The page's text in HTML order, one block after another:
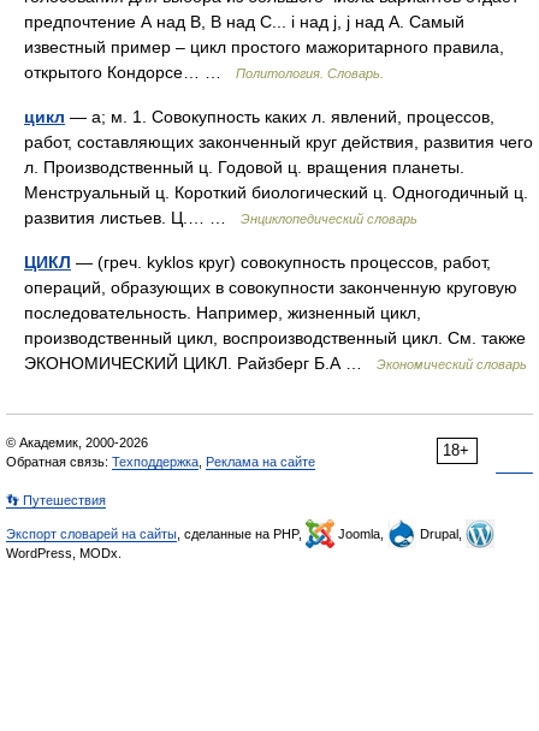
предпочтение А над В, В над С... i над j, j над А. Самый
известный пример – цикл простого мажоритарного правила,
открытого Кондорсе… …
Политология. Словарь.
цикл — а; м. 1. Совокупность каких л. явлений, процессов,
работ, составляющих законченный круг действия, развития чего
л. Производственный ц. Годовой ц. вращения планеты.
Менструальный ц. Короткий биологический ц. Одногодичный ц.
развития листьев. Ц.… …
Энциклопедический словарь
ЦИКЛ — (греч. kyklos круг) совокупность процессов, работ,
операций, образующих в совокупности законченную круговую
последовательность. Например, жизненный цикл,
производственный цикл, воспроизводственный цикл. См. также
ЭКОНОМИЧЕСКИЙ ЦИКЛ. Райзберг Б.А …
Экономический словарь
18+
© Академик, 2000-2026
Обратная связь: Техподдержка Реклама на сайте
👣 Путешествия
Экспорт словарей на сайты , сделанные на PHP, Joomla,
Drupal,
WordPress, MODx.